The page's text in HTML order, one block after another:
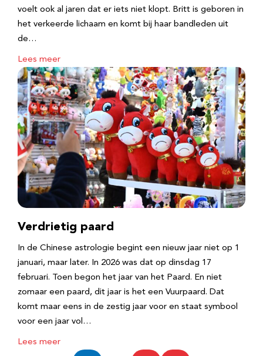
voelt ook al jaren dat er iets niet klopt. Britt is geboren in
het verkeerde lichaam en komt bij haar bandleden uit
de…
Lees meer
Verdrietig paard
In de Chinese astrologie begint een nieuw jaar niet op 1
januari, maar later. In 2026 was dat op dinsdag 17
februari. Toen begon het jaar van het Paard. En niet
zomaar een paard, dit jaar is het een Vuurpaard. Dat
komt maar eens in de zestig jaar voor en staat symbool
voor een jaar vol…
Lees meer